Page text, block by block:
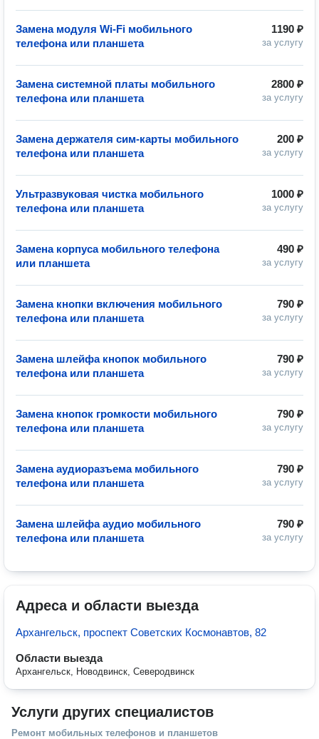
1190 ₽
за услугу
Замена модуля Wi-Fi мобильного
телефона или планшета
2800 ₽
за услугу
Замена системной платы мобильного
телефона или планшета
200 ₽
за услугу
Замена держателя сим-карты мобильного
телефона или планшета
1000 ₽
за услугу
Ультразвуковая чистка мобильного
телефона или планшета
490 ₽
за услугу
Замена корпуса мобильного телефона
или планшета
790 ₽
за услугу
Замена кнопки включения мобильного
телефона или планшета
790 ₽
за услугу
Замена шлейфа кнопок мобильного
телефона или планшета
790 ₽
за услугу
Замена кнопок громкости мобильного
телефона или планшета
790 ₽
за услугу
Замена аудиоразъема мобильного
телефона или планшета
790 ₽
за услугу
Замена шлейфа аудио мобильного
телефона или планшета
Адреса и области выезда
Архангельск, проспект Советских Космонавтов, 82
Области выезда
Архангельск, Новодвинск, Северодвинск
Услуги других специалистов
Ремонт мобильных телефонов и планшетов